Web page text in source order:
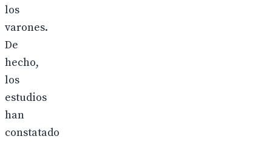
los
varones.
De
hecho,
los
estudios
han
constatado